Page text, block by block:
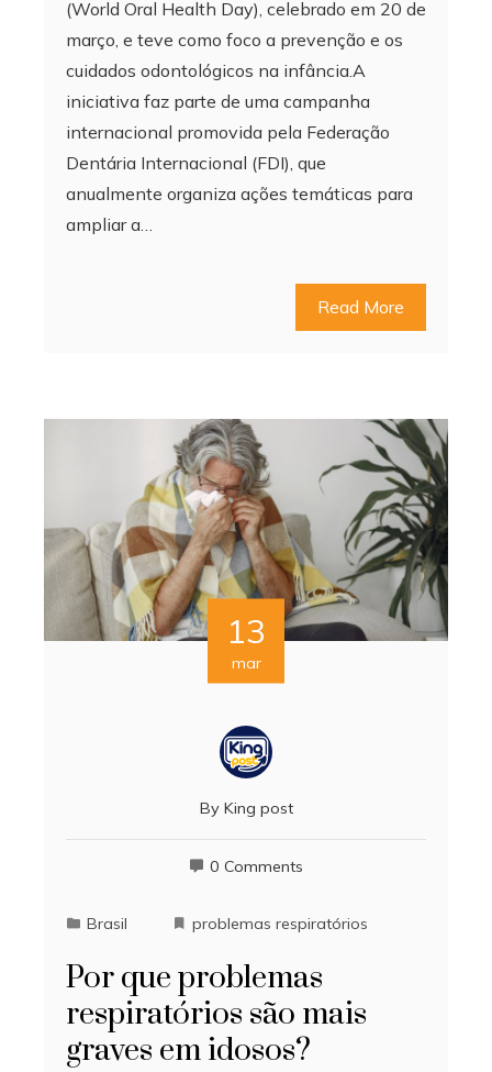
(World Oral Health Day), celebrado em 20 de
março, e teve como foco a prevenção e os
cuidados odontológicos na infância.A
iniciativa faz parte de uma campanha
internacional promovida pela Federação
Dentária Internacional (FDI), que
anualmente organiza ações temáticas para
ampliar a…
Read More
13
mar
By King post
0 Comments
Brasil problemas respiratórios
Por que problemas
respiratórios são mais
graves em idosos?